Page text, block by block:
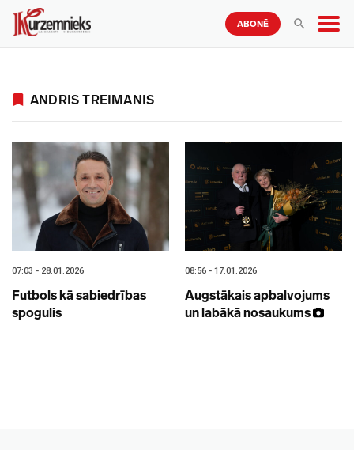
ABONĒ
ANDRIS TREIMANIS
07:03 - 28.01.2026
Futbols kā sabiedrības
spogulis
08:56 - 17.01.2026
Augstākais apbalvojums
un labākā nosaukums